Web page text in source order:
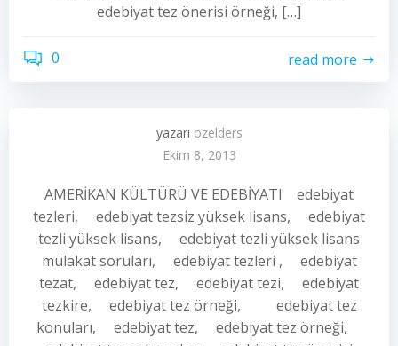
edebiyat tez önerisi örneği, […]
0 read more
yazarı ozelders
Ekim 8, 2013
AMERİKAN KÜLTÜRÜ VE EDEBİYATI edebiyat
tezleri, edebiyat tezsiz yüksek lisans, edebiyat
tezli yüksek lisans, edebiyat tezli yüksek lisans
mülakat soruları, edebiyat tezleri , edebiyat
tezat, edebiyat tez, edebiyat tezi, edebiyat
tezkire, edebiyat tez örneği, edebiyat tez
konuları, edebiyat tez, edebiyat tez örneği,